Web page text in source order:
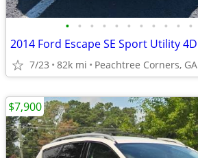
• • • • • • • • • • •
2014 Ford Escape SE Sport Utility 4D
7/23 82k mi Peachtree Corners, GA
$7,900